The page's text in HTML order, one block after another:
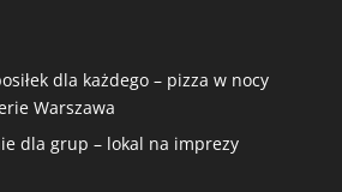
dla każdego – pizza w nocy
Warszawa
dla grup – lokal na imprezy